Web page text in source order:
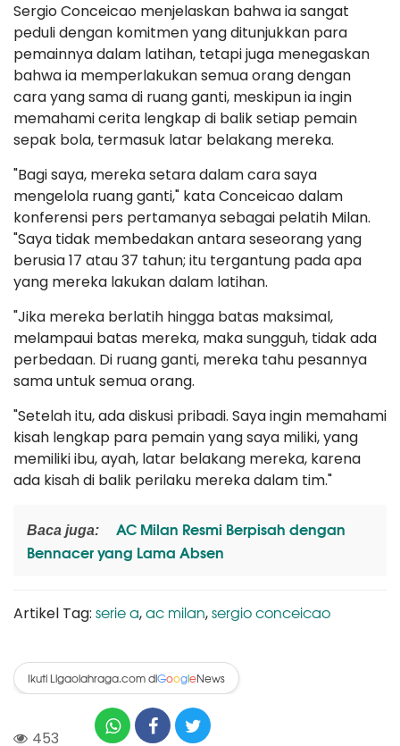
Sergio Conceicao menjelaskan bahwa ia sangat
peduli dengan komitmen yang ditunjukkan para
pemainnya dalam latihan, tetapi juga menegaskan
bahwa ia memperlakukan semua orang dengan
cara yang sama di ruang ganti, meskipun ia ingin
memahami cerita lengkap di balik setiap pemain
sepak bola, termasuk latar belakang mereka.
"Bagi saya, mereka setara dalam cara saya
mengelola ruang ganti," kata Conceicao dalam
konferensi pers pertamanya sebagai pelatih Milan.
"Saya tidak membedakan antara seseorang yang
berusia 17 atau 37 tahun; itu tergantung pada apa
yang mereka lakukan dalam latihan.
"Jika mereka berlatih hingga batas maksimal,
melampaui batas mereka, maka sungguh, tidak ada
perbedaan. Di ruang ganti, mereka tahu pesannya
sama untuk semua orang.
"Setelah itu, ada diskusi pribadi. Saya ingin memahami
kisah lengkap para pemain yang saya miliki, yang
memiliki ibu, ayah, latar belakang mereka, karena
ada kisah di balik perilaku mereka dalam tim."
Baca juga:
AC Milan Resmi Berpisah dengan
Bennacer yang Lama Absen
Artikel Tag: serie a,ac milan,sergio conceicao
Ikuti Ligaolahraga.com diGoogleNews
453